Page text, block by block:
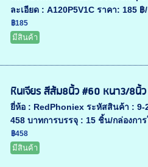
ละเอียด : A120P5V1C ราคา: 185
฿185
มีสินค้า
หินเจียร สีส้ม8นิ้ว #60 หนา3/8นิ้ว
ยี่ห้อ : RedPhoniex ระหัสสินค้า : 9-
458 บาทการบรรจุ : 15 ชิ้น/กล่องกา
฿458
มีสินค้า